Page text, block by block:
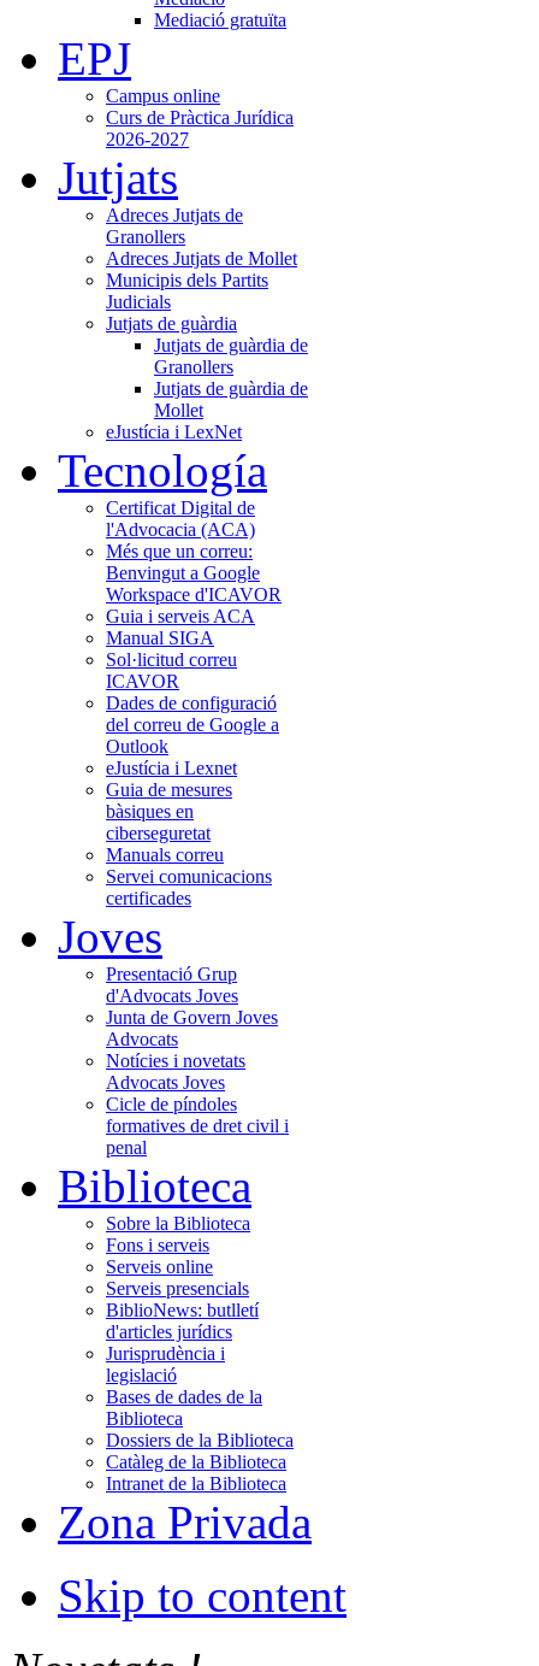
Mediació gratuïta
EPJ
Campus online
Curs de Pràctica Jurídica
2026-2027
Jutjats
Adreces Jutjats de
Granollers
Adreces Jutjats de Mollet
Municipis dels Partits
Judicials
Jutjats de guàrdia
Jutjats de guàrdia de
Granollers
Jutjats de guàrdia de
Mollet
eJustícia i LexNet
Tecnología
Certificat Digital de
l'Advocacia (ACA)
Més que un correu:
Benvingut a Google
Workspace d'ICAVOR
Guia i serveis ACA
Manual SIGA
Sol·licitud correu
ICAVOR
Dades de configuració
del correu de Google a
Outlook
eJustícia i Lexnet
Guia de mesures
bàsiques en
ciberseguretat
Manuals correu
Servei comunicacions
certificades
Joves
Presentació Grup
d'Advocats Joves
Junta de Govern Joves
Advocats
Notícies i novetats
Advocats Joves
Cicle de píndoles
formatives de dret civil i
penal
Biblioteca
Sobre la Biblioteca
Fons i serveis
Serveis online
Serveis presencials
BiblioNews: butlletí
d'articles jurídics
Jurisprudència i
legislació
Bases de dades de la
Biblioteca
Dossiers de la Biblioteca
Catàleg de la Biblioteca
Intranet de la Biblioteca
Zona Privada
Skip to content